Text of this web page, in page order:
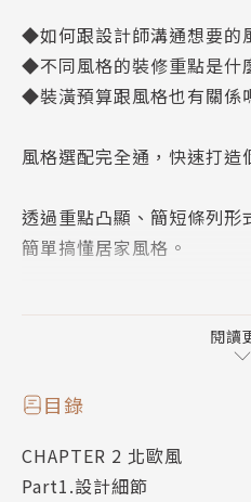
◆如何跟設計師溝通想要的
◆不同風格的裝修重點是什
◆裝潢預算跟風格也有關係
風格選配完全通，快速打造
透過重點凸顯、簡短條列形
簡單搞懂居家風格。
何選擇一種既迎合個人喜
的人對於居家風格只有簡單
形式的空間樣式，完全不是
閱讀
目錄
CHAPTER 2 北歐風
Part1.設計細節